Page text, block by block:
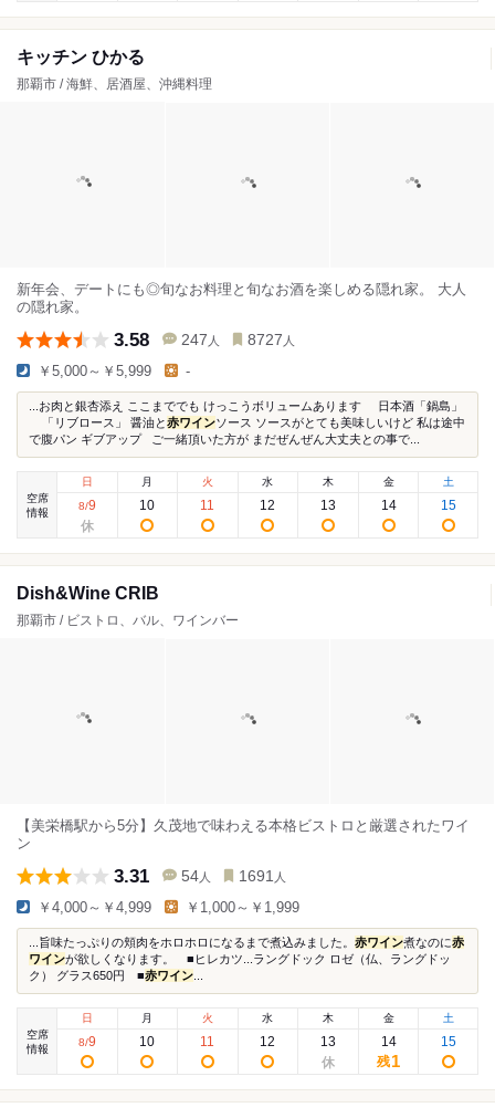
キッチン ひかる
那覇市 / 海鮮、居酒屋、沖縄料理
新年会、デートにも◎旬なお料理と旬なお酒を楽しめる隠れ家。 大人
の隠れ家。
3.58 247 人 8727 人
￥5,000～￥5,999 -
...お肉と銀杏添え ここまででも けっこうボリュームあります 日本酒「鍋島」
「リブロース」 醤油と赤ワインソース ソースがとても美味しいけど 私は途中
で腹パン ギブアップ ご一緒頂いた方が まだぜんぜん大丈夫との事で...
空席
情報
日
8/9
月
10
火
11
水
12
木
13
金
14
土
15
Dish&Wine CRIB
那覇市 / ビストロ、バル、ワインバー
【美栄橋駅から5分】久茂地で味わえる本格ビストロと厳選されたワイ
ン
3.31 54 人 1691 人
￥4,000～￥4,999 ￥1,000～￥1,999
...旨味たっぷりの頬肉をホロホロになるまで煮込みました。 赤ワイン煮なのに赤
ワインが欲しくなります。 ■ヒレカツ...ラングドック ロゼ（仏、ラングドッ
ク） グラス650円 ■赤ワイン
空席
情報
日
8/9
月
10
火
11
水
12
木
13
金
14
残1
土
15